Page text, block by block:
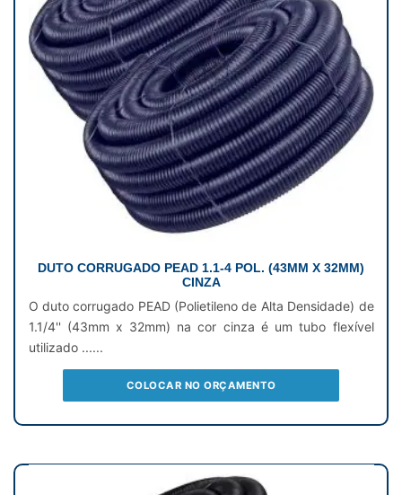
DUTO CORRUGADO PEAD 1.1-4 POL. (43MM X 32MM)
CINZA
O duto corrugado PEAD (Polietileno de Alta Densidade) de
1.1/4'' (43mm x 32mm) na cor cinza é um tubo flexível
utilizado ......
COLOCAR NO ORÇAMENTO